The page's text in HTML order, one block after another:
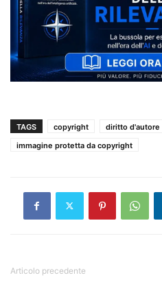
TAGS copyright
diritto d'autore
immagine protetta da copyright
Articolo precedente